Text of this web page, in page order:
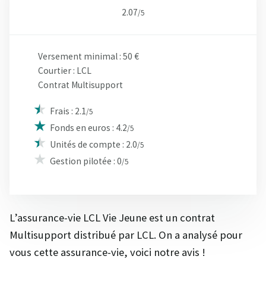
2.07/5
Versement minimal : 50 €
Courtier : LCL
Contrat Multisupport
Frais : 2.1/5
Fonds en euros : 4.2/5
Unités de compte : 2.0/5
Gestion pilotée : 0/5
L’assurance-vie LCL Vie Jeune est un contrat
Multisupport distribué par LCL. On a analysé pour
vous cette assurance-vie, voici notre avis !